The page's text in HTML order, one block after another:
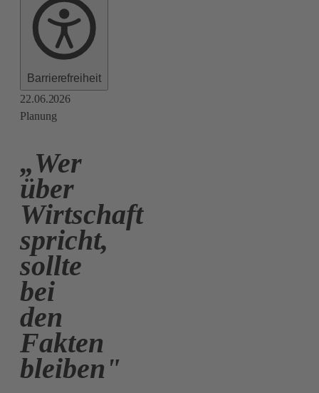
Barrierefreiheit
22.06.2026
Planung
„Wer
über
Wirtschaft
spricht,
sollte
bei
den
Fakten
bleiben"